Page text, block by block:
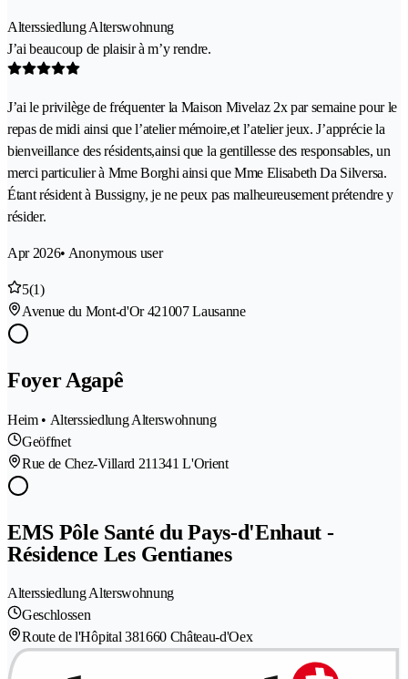
Alterssiedlung Alterswohnung
J’ai beaucoup de plaisir à m’y rendre.
J’ai le privilège de fréquenter la Maison Mivelaz 2x par semaine pour le
repas de midi ainsi que l’atelier mémoire,et l’atelier jeux. J’apprécie la
bienveillance des résidents,ainsi que la gentillesse des responsables, un
merci particulier à Mme Borghi ainsi que Mme Elisabeth Da Silversa.
Étant résident à Bussigny, je ne peux pas malheureusement prétendre y
résider.
Apr 2026• Anonymous user
5(1)
Avenue du Mont-d'Or 421007 Lausanne
Foyer Agapê
Heim • Alterssiedlung Alterswohnung
Geöffnet
Rue de Chez-Villard 211341 L'Orient
EMS Pôle Santé du Pays-d'Enhaut -
Résidence Les Gentianes
Alterssiedlung Alterswohnung
Geschlossen
Route de l'Hôpital 381660 Château-d'Oex